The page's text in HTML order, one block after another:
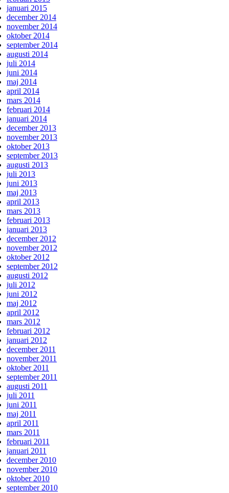
januari 2015
december 2014
november 2014
oktober 2014
september 2014
augusti 2014
juli 2014
juni 2014
maj 2014
april 2014
mars 2014
februari 2014
januari 2014
december 2013
november 2013
oktober 2013
september 2013
augusti 2013
juli 2013
juni 2013
maj 2013
april 2013
mars 2013
februari 2013
januari 2013
december 2012
november 2012
oktober 2012
september 2012
augusti 2012
juli 2012
juni 2012
maj 2012
april 2012
mars 2012
februari 2012
januari 2012
december 2011
november 2011
oktober 2011
september 2011
augusti 2011
juli 2011
juni 2011
maj 2011
april 2011
mars 2011
februari 2011
januari 2011
december 2010
november 2010
oktober 2010
september 2010